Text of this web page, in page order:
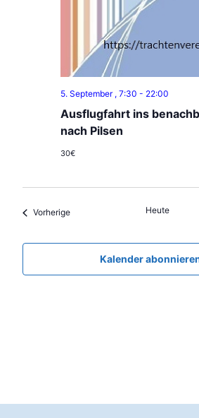
5. September , 7:30 - 22:00
Ausflugfahrt ins
nach Pilsen
30€
VorherigeVeranstaltungen Heute
Kalender